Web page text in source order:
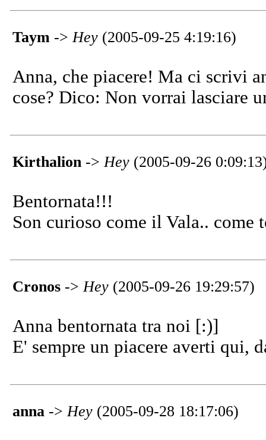
Taym ->Hey (2005-09-25 4:19:16)
Anna, che piacere! Ma ci scrivi
cose? Dico: Non vorrai lasciare
Kirthalion ->Hey (2005-09-26
Bentornata!!!
Son curioso come il Vala.. come
Cronos ->Hey (2005-09-26 19:29:57)
Anna bentornata tra noi [:)]
E' sempre un piacere averti qui,
anna ->Hey (2005-09-28 18:17:06)